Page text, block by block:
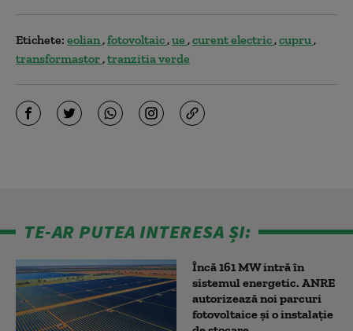
Etichete: eolian fotovoltaic ue curent electric cupru
transformastor tranzitia verde
TE-AR PUTEA INTERESA ȘI:
Încă 161 MW intră în
sistemul energetic. ANRE
autorizează noi parcuri
fotovoltaice și o instalație